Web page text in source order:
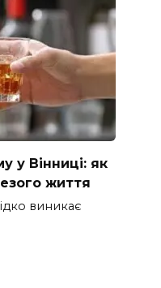
у Вінниці: як
життя
виникає